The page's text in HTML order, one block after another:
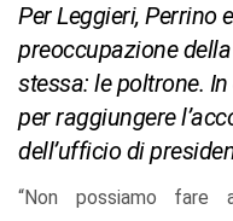
Per Leggieri, Perrino
preoccupazione
stessa: le poltrone.
per raggiungere
dell’ufficio di
“Non possiamo fare